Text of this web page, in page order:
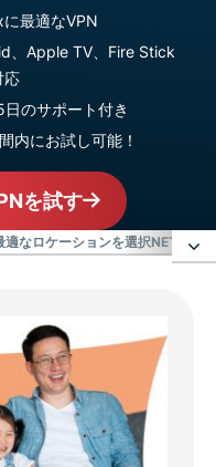
最適なVPN
、Apple TV、Fire Stick
応
のサポート付き
内にお試し可能！
を試す
なロケーションを選択NETFLIX
えますか？